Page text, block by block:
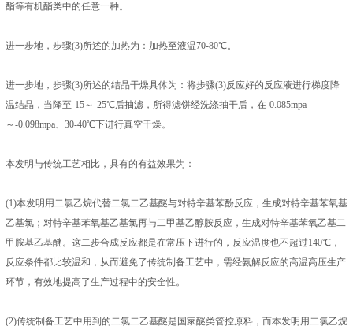
酯等有机酯类中的任意一种。
进一步地，步骤(3)所述的加热为：加热至液温70-80℃。
进一步地，步骤(3)所述的结晶干燥具体为：将步骤(3)反应好的反应液进行梯度降
温结晶，当降至-15～-25℃后抽滤，所得滤饼经洗涤抽干后，在-0.085mpa
～-0.098mpa、30-40℃下进行真空干燥。
本发明与传统工艺相比，具有的有益效果为：
(1)本发明用二氯乙烷代替二氯二乙基醚与对特辛基苯酚反应，生成对特辛基苯氧基
乙基氯；对特辛基苯氧基乙基氯再与二甲基乙醇胺反应，生成对特辛基苯氧乙基二
甲胺基乙基醚。这二步合成反应都是在常压下进行的，反应温度也不超过140℃，
反应条件都比较温和，从而避免了传统制备工艺中，需经氨解反应的高温高压生产
环节，有效地提高了生产过程中的安全性。
(2)传统制备工艺中用到的二氯二乙基醚是国家醚类管控原料，而本发明用二氯乙烷